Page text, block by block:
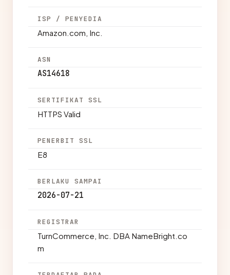
ISP / PENYEDIA
Amazon.com, Inc.
ASN
AS14618
SERTIFIKAT SSL
HTTPS Valid
PENERBIT SSL
E8
BERLAKU SAMPAI
2026-07-21
REGISTRAR
TurnCommerce, Inc. DBA NameBright.co
m